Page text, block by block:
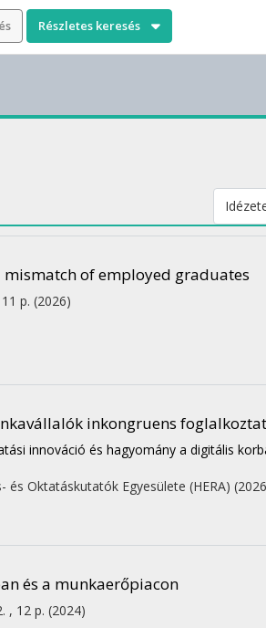
Részletes keresés
of employed graduates
p. (2026)
inkongruens
innováció és hagyomány a digitális
és Oktatáskutatók Egyesülete (HERA)
és a munkaerőpiacon
, 12 p. (2024)